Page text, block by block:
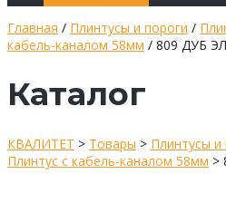
Главная / Плинтусы и пороги /
кабель-каналом 58мм / 809 ДУБ
Каталог
КВАЛИТЕТ > Товары > Плинтусы и
Плинтус с кабель-каналом 58мм >